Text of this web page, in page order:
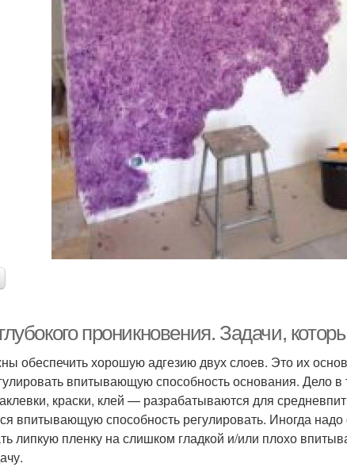
проникновения. Задачи,
обеспечить хорошую адгезию двух слоев. Это их
впитывающую способность основания. Дело
краски, клей — разрабатываются для
впитывающую способность регулировать. Иногда
липкую пленку на слишком гладкой и/или плохо